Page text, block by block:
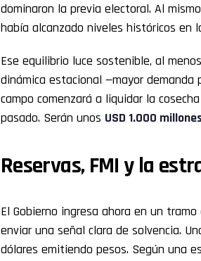
dominaron la previa electoral. Al
había alcanzado niveles históricos en
Ese equilibrio luce sostenible, al
dinámica estacional —mayor
campo comenzará a liquidar la
pasado. Serán unos USD 1.000
Reservas, FMI y la
El Gobierno ingresa ahora en un
enviar una señal clara de solvencia.
dólares emitiendo pesos. Según una